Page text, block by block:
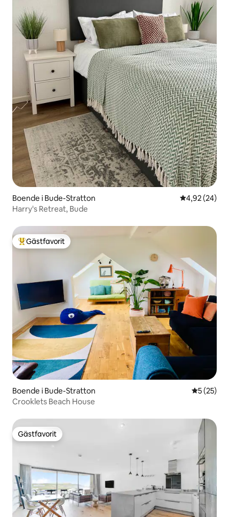
Boende i Bude-Stratton 4,92 av 5 i
4,92 (24)
Harry's Retreat, Bude
Populär gästfavorit
Gästfavorit
Boende i Bude-Stratton 5 av 5 i
5 (25)
Crooklets Beach House
Gästfavorit
Gästfavorit